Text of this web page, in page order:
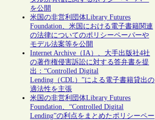
を公開
米国の非営利団体Library Futures
Foundation、米国における電子書籍関連
の法律についてのポリシーペーパーや
モデル法案等を公開
Internet Archive（IA）、大手出版社4社
の著作権侵害訴訟に対する答弁書を提
出：“Controlled Digital
Lending（CDL）”による電子書籍貸出の
適法性を主張
米国の非営利団体Library Futures
Foundation、“Controlled Digital
Lending”の利点をまとめたポリシーペー